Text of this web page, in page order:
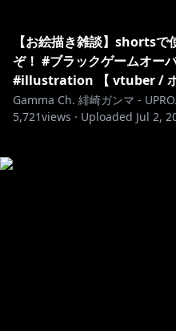
【お絵描き雑談】shortsで
ぞ！ #ブラックゲームオー
#illustration 【 vtuber / ホ
Gamma Ch. 緋崎ガンマ -
5,721views · Uploaded Jul 2,